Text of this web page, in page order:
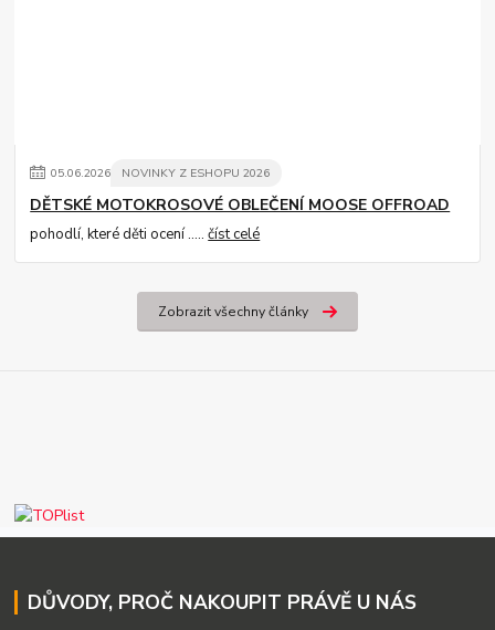
05.06.2026 NOVINKY Z ESHOPU 2026
DĚTSKÉ MOTOKROSOVÉ OBLEČENÍ MOOSE OFFROAD
pohodlí, které děti ocení .....číst celé
Zobrazit všechny články
DŮVODY, PROČ NAKOUPIT PRÁVĚ U NÁS